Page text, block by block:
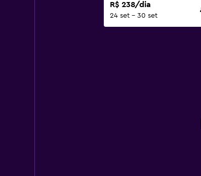
R$ 238/dia
24 set - 30 set